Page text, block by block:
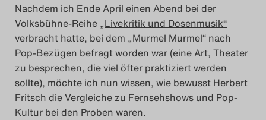
Nachdem ich Ende April einen Abend bei der
Volksbühne-Reihe „Livekritik und Dosenmusik“
verbracht hatte, bei dem „Murmel Murmel“ nach
Pop-Bezügen befragt worden war (eine Art, Theater
zu besprechen, die viel öfter praktiziert werden
sollte), möchte ich nun wissen, wie bewusst Herbert
Fritsch die Vergleiche zu Fernsehshows und Pop-
Kultur bei den Proben waren.